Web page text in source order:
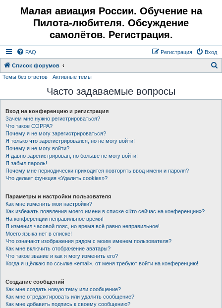
Малая авиация России. Обучение на
Пилота-любителя. Обсуждение
самолётов. Регистрация.
FAQ Вход
Регистрация
Список форумов
с
Темы без ответов Активные темы
Часто задаваемые вопросы
Вход на конференцию и регистрация
Зачем мне нужно регистрироваться?
Что такое COPPA?
Почему я не могу зарегистрироваться?
Я только что зарегистрировался, но не могу войти!
Почему я не могу войти?
Я давно зарегистрирован, но больше не могу войти!
Я забыл пароль!
Почему мне периодически приходится повторять ввод имени и пароля?
Что делает функция «Удалить cookies»?
Параметры и настройки пользователя
Как мне изменить мои настройки?
Как избежать появления моего имени в списке «Кто сейчас на конференции»?
На конференции неправильное время!
Я изменил часовой пояс, но время всё равно неправильное!
Моего языка нет в списке!
Что означают изображения рядом с моим именем пользователя?
Как мне включить отображение аватары?
Что такое звание и как я могу изменить его?
Когда я щёлкаю по ссылке «email», от меня требуют войти на конференцию!
Создание сообщений
Как мне создать новую тему или сообщение?
Как мне отредактировать или удалить сообщение?
Как мне добавить подпись к своему сообщению?